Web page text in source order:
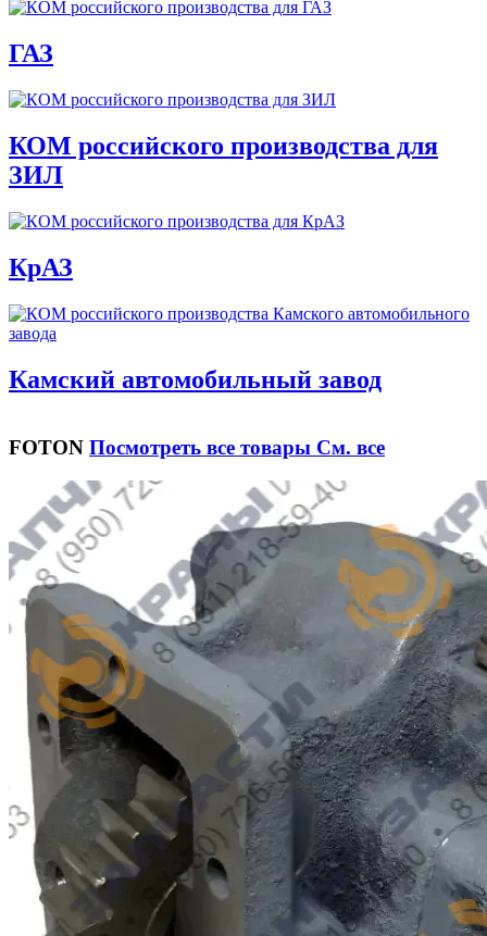
ГАЗ
КОМ российского производства для
ЗИЛ
КрАЗ
Камский автомобильный завод
FOTON Посмотреть все товары См. все